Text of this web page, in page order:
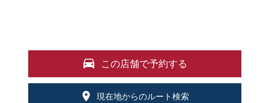
この店舗で予約する
現在地からのルート検索